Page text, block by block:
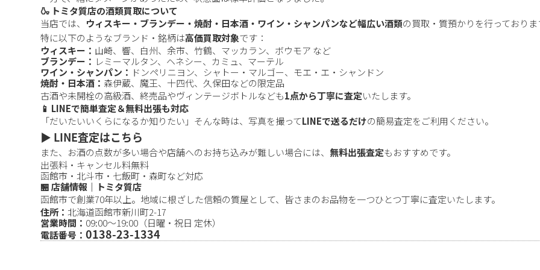
🍶 トミタ質店の酒類買取について
当店では、 ウィスキー・ブランデー・焼酎・日本酒・ワイン・シャンパンなど幅広い酒類の買取・質預かりを行っておりま
特に以下のようなブランド・銘柄は高価買取対象です：
ウィスキー： 山崎、響、白州、余市、竹鶴、マッカラン、ボウモア など
ブランデー： レミーマルタン、ヘネシー、カミュ、マーテル
ワイン・シャンパン： ドンペリニヨン、シャトー・マルゴー、モエ・エ・シャンドン
焼酎・日本酒： 森伊蔵、魔王、十四代、久保田などの限定品
古酒や未開栓の高級酒、終売品やヴィンテージボトルなども1点から丁寧に査定いたします。
📱 LINEで簡単査定＆無料出張も対応
「だいたいいくらになるか知りたい」そんな時は、写真を撮ってLINEで送るだけの簡易査定をご利用ください。
▶️ LINE査定はこちら
また、お酒の点数が多い場合や店舗へのお持ち込みが難しい場合には、 無料出張査定もおすすめです。
出張料・キャンセル料無料
函館市・北斗市・七飯町・森町など対応
🏪 店舗情報｜トミタ質店
函館市で創業70年以上。地域に根ざした信頼の質屋として、皆さまのお品物を一つひとつ丁寧に査定いたします。
住所：北海道函館市新川町2-17
営業時間： 09:00〜19:00（日曜・祝日 定休）
電話番号：0138-23-1334